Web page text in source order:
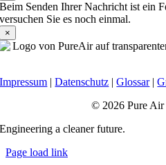
Beim Senden Ihrer Nachricht ist ein
versuchen Sie es noch einmal.
×
Impressum |Datenschutz |Glossar|
© 2026 Pure Air
Engineering a cleaner future.
Page load link